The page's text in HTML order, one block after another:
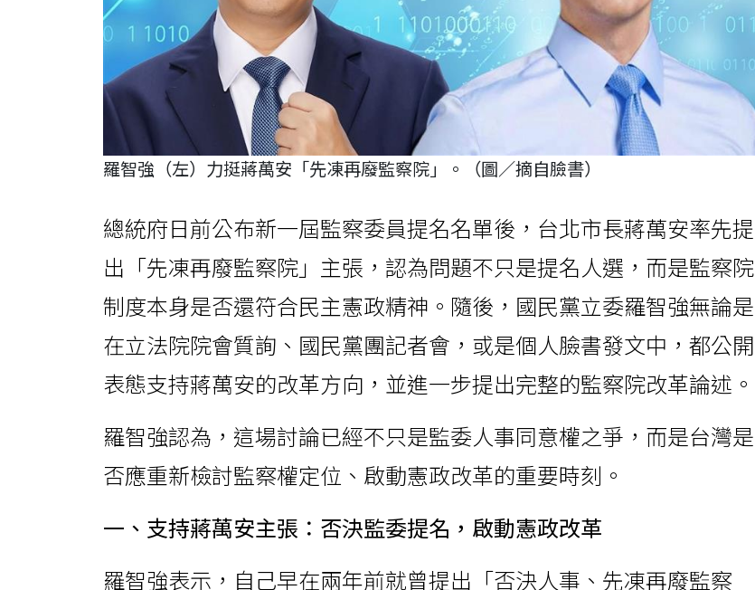
羅智強（左）力挺蔣萬安「先凍再廢監察院」。（圖／摘自臉書）
總統府日前公布新一屆監察委員提名名單後，台北市長蔣萬安率先提
出「先凍再廢監察院」主張，認為問題不只是提名人選，而是監察院
制度本身是否還符合民主憲政精神。隨後，國民黨立委羅智強無論是
在立法院院會質詢、國民黨團記者會，或是個人臉書發文中，都公開
表態支持蔣萬安的改革方向，並進一步提出完整的監察院改革論述。
羅智強認為，這場討論已經不只是監委人事同意權之爭，而是台灣是
否應重新檢討監察權定位、啟動憲政改革的重要時刻。
一、支持蔣萬安主張：否決監委提名，啟動憲政改革
羅智強表示，自己早在兩年前就曾提出「否決人事、先凍再廢監察